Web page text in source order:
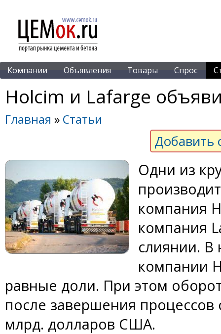
Компании Объявления Товары Спрос
Holcim и Lafarge
Главная » Статьи
Добавить
Одни из
компания
компания
слиянии.
компании
равные доли. При этом
после завершения процессов
млрд. долларов США.